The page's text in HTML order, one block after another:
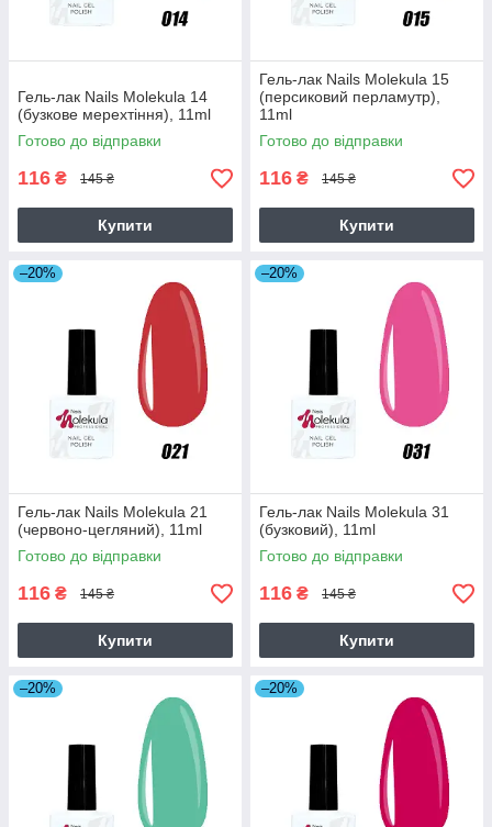
Гель-лак Nails Molekula 14
(бузкове мерехтіння), 11ml
Готово до відправки
116 ₴ 145 ₴
Купити
Гель-лак Nails Molekula 15
(персиковий перламутр),
11ml
Готово до відправки
116 ₴ 145 ₴
Купити
–20%
Гель-лак Nails Molekula 21
(червоно-цегляний), 11ml
Готово до відправки
116 ₴ 145 ₴
Купити
–20%
Гель-лак Nails Molekula 31
(бузковий), 11ml
Готово до відправки
116 ₴ 145 ₴
Купити
–20% –20%